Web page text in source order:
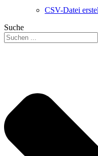
CSV-Datei
Suche